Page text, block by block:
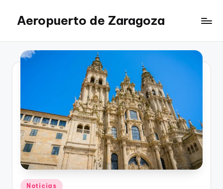
Saltar
contenido
Aeropuerto de Zaragoza
Publicado
Noticias